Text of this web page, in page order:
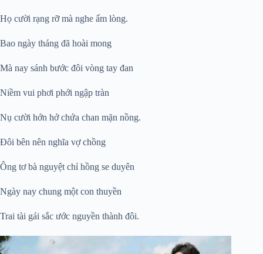
Họ cười rạng rỡ mà nghe ấm lòng.
Bao ngày tháng đã hoài mong
Mà nay sánh bước đôi vòng tay đan
Niềm vui phơi phới ngập tràn
Nụ cười hớn hở chứa chan mặn nồng.
Đôi bên nên nghĩa vợ chồng
Ông tơ bà nguyệt chỉ hồng se duyên
Ngày nay chung một con thuyền
Trai tài gái sắc ước nguyền thành đôi.